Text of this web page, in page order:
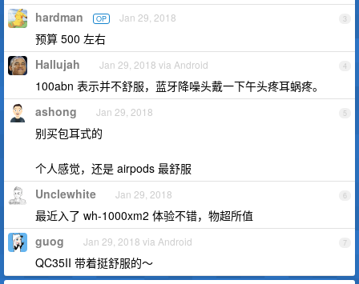
3
hardman OP Jan 29, 2018
预算 500 左右
4
Hallujah Jan 29, 2018 via Android
100abn 表示并不舒服，蓝牙降噪头戴一下午头疼耳蜗疼。
5
ashong Jan 29, 2018
别买包耳式的
个人感觉，还是 airpods 最舒服
6
Unclewhite Jan 29, 2018
最近入了 wh-1000xm2 体验不错，物超所值
7
guog Jan 29, 2018 via Android
QC35II 带着挺舒服的～